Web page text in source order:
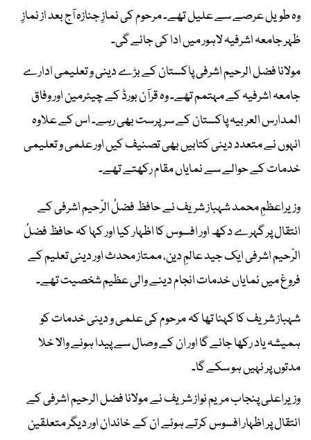
وہ طویل عرصے سے علیل تھے۔ مرحوم کی نمازِ جنازہ آج بعد از نمازِ
ظہر جامعہ اشرفیہ لاہور میں ادا کی جائے گی۔
مولانا فضل الرحیم اشرفی پاکستان کے بڑے دینی و تعلیمی ادارے
جامعہ اشرفیہ کے مہتمم تھے۔ وہ قرآن بورڈ کے چیئرمین اور وفاق
المدارس العربیہ پاکستان کے سرپرست بھی رہے۔ اس کے علاوہ
انہوں نے متعدد دینی کتابیں بھی تصنیف کیں اور علمی و تعلیمی
خدمات کے حوالے سے نمایاں مقام رکھتے تھے۔
وزیراعظمِ محمد شہباز شریف نے حافظ فضلُ الرّحیم اشرفی کے
انتقال پر گہرے دکھ اور افسوس کا اظہار کیا اور کہا کہ حافظ فضلُ
الرّحیم اشرفی ایک جید عالمِ دین، ممتاز محدث اور دینی تعلیم کے
فروغ میں نمایاں خدمات انجام دینے والی عظیم شخصیت تھے۔
شہباز شریف کا کہنا تھا کہ مرحوم کی علمی و دینی خدمات کو
ہمیشہ یاد رکھا جائے گا اور ان کے وصال سے پیدا ہونے والا خلا
مدتوں پر نہیں ہو سکے گا۔
وزیراعلی پنجاب مریم نواز شریف نے مولانا فضل الرحیم اشرفی کے
انتقال پر اظہار افسوس کرتے ہوئے ان کے خاندان اور دیگر متعلقین